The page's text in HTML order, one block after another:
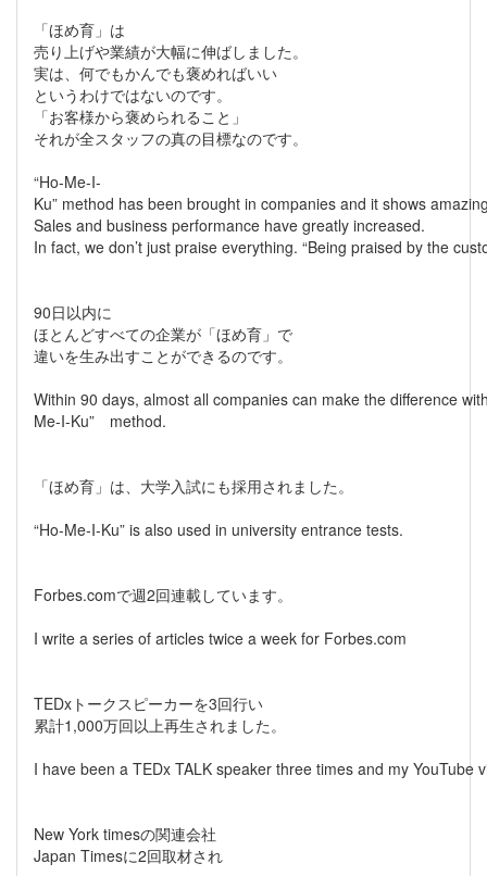
「ほめ育」は
売り上げや業績が大幅に伸ばしました。
実は、何でもかんでも褒めればいい
というわけではないのです。
「お客様から褒められること」
それが全スタッフの真の目標なのです。
“Ho-Me-I-
Ku” method has been brought in companies and it shows
Sales and business performance have greatly increased.
In fact, we don’t just praise everything. “Being praised by the
90日以内に
ほとんどすべての企業が「ほめ育」で
違いを生み出すことができるのです。
Within 90 days, almost all companies can make the difference
Me-I-Ku” method.
「ほめ育」は、大学入試にも採用されました。
“Ho-Me-I-Ku” is also used in university entrance tests.
Forbes.comで週2回連載しています。
I write a series of articles twice a week for Forbes.com
TEDxトークスピーカーを3回行い
累計1,000万回以上再生されました。
I have been a TEDx TALK speaker three times and my YouTube
New York timesの関連会社
Japan Timesに2回取材され